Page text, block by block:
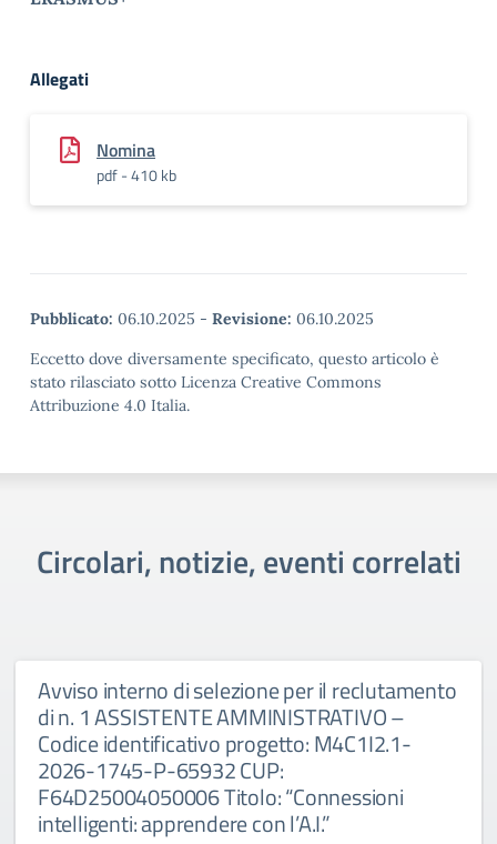
Allegati
Nomina
pdf - 410 kb
Pubblicato: 06.10.2025 - Revisione: 06.10.2025
Eccetto dove diversamente specificato, questo articolo è
stato rilasciato sotto Licenza Creative Commons
Attribuzione 4.0 Italia.
Circolari, notizie, eventi correlati
Avviso interno di selezione per il reclutamento
di n. 1 ASSISTENTE AMMINISTRATIVO –
Codice identificativo progetto: M4C1I2.1-
2026-1745-P-65932 CUP:
F64D25004050006 Titolo: “Connessioni
intelligenti: apprendere con l’A.I.”